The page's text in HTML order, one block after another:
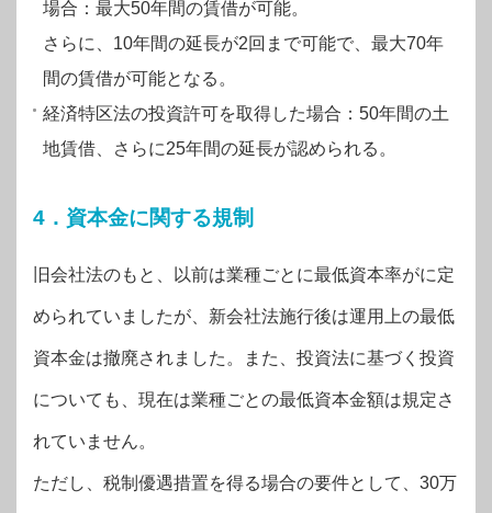
場合：最大50年間の賃借が可能。
さらに、10年間の延長が2回まで可能で、最大70年
間の賃借が可能となる。
経済特区法の投資許可を取得した場合：50年間の土
地賃借、さらに25年間の延長が認められる。
4．資本金に関する規制
旧会社法のもと、以前は業種ごとに最低資本率がに定
められていましたが、新会社法施行後は運用上の最低
資本金は撤廃されました。また、投資法に基づく投資
についても、現在は業種ごとの最低資本金額は規定さ
れていません。
ただし、税制優遇措置を得る場合の要件として、30万